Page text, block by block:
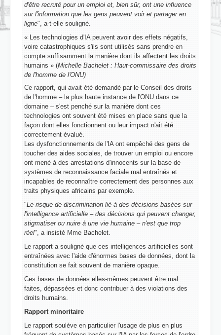
d'être recruté pour un emploi et, bien sûr, ont une influence
sur l'information que les gens peuvent voir et partager en
ligne", a-t-elle souligné.
« Les technologies d'IA peuvent avoir des effets négatifs,
voire catastrophiques s'ils sont utilisés sans prendre en
compte suffisamment la manière dont ils affectent les droits
humains » (Michelle Bachelet : Haut-commissaire des droits
de l'homme de l'ONU)
Ce rapport, qui avait été demandé par le Conseil des droits
de l'homme – la plus haute instance de l'ONU dans ce
domaine – s'est penché sur la manière dont ces
technologies ont souvent été mises en place sans que la
façon dont elles fonctionnent ou leur impact n'ait été
correctement évalué.
Les dysfonctionnements de l'IA ont empêché des gens de
toucher des aides sociales, de trouver un emploi ou encore
ont mené à des arrestations d'innocents sur la base de
systèmes de reconnaissance faciale mal entraînés et
incapables de reconnaître correctement des personnes aux
traits physiques africains par exemple.
"Le risque de discrimination lié à des décisions basées sur
l'intelligence artificielle – des décisions qui peuvent changer,
stigmatiser ou nuire à une vie humaine – n'est que trop
réel", a insisté Mme Bachelet.
Le rapport a souligné que ces intelligences artificielles sont
entraînées avec l'aide d'énormes bases de données, dont la
constitution se fait souvent de manière opaque.
Ces bases de données elles-mêmes peuvent être mal
faites, dépassées et donc contribuer à des violations des
droits humains.
Rapport minoritaire
Le rapport soulève en particulier l'usage de plus en plus